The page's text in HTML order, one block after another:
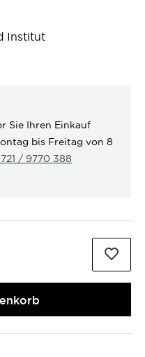
Institut
Sie Ihren Einkauf
bis Freitag von 8
/ 9770 388